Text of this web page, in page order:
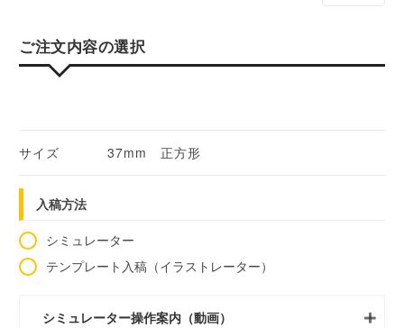
ご注文内容の選択
サイズ 37mm 正方形
入稿方法
シミュレーター
テンプレート入稿（イラストレーター）
シミュレーター操作案内（動画）